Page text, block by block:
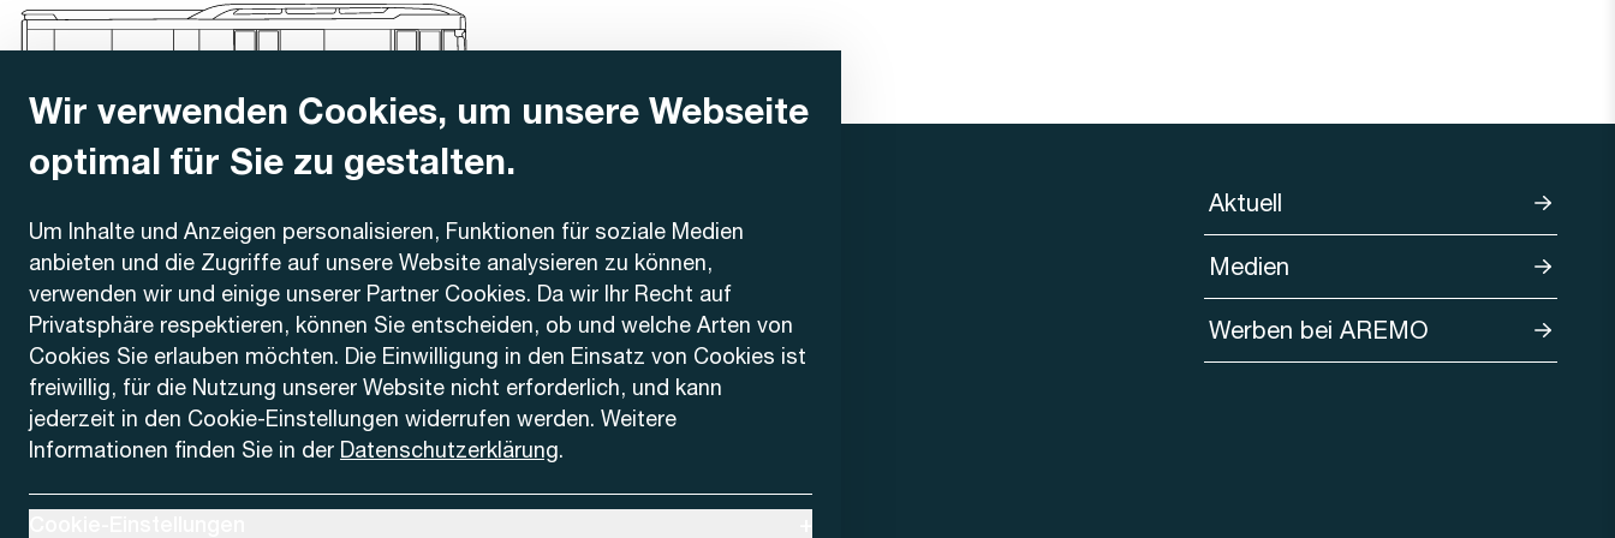
Wir verwenden Cookies, um unsere Webseite
optimal für Sie zu gestalten.
Um Inhalte und Anzeigen personalisieren, Funktionen für soziale Medien
anbieten und die Zugriffe auf unsere Website analysieren zu können,
verwenden wir und einige unserer Partner Cookies. Da wir Ihr Recht auf
Privatsphäre respektieren, können Sie entscheiden, ob und welche Arten von
Cookies Sie erlauben möchten. Die Einwilligung in den Einsatz von Cookies ist
freiwillig, für die Nutzung unserer Website nicht erforderlich, und kann
jederzeit in den Cookie-Einstellungen widerrufen werden. Weitere
Informationen finden Sie in der Datenschutzerklärung.
AREMO
Busbetrieb Solothurn Grenchen und Umgebung AG
Dornacherstrasse 48
4500 Solothurn
Telefon
+41 32 622 37 22
Kontaktformular
Aktuell
Medien
Werben bei AREMO